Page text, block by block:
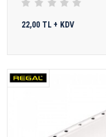
22,00 TL + KDV